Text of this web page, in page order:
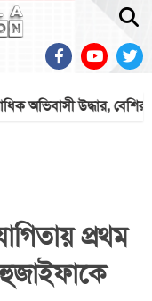
উদ্ধার, বেশির
প্রথম
হুজাইফাকে